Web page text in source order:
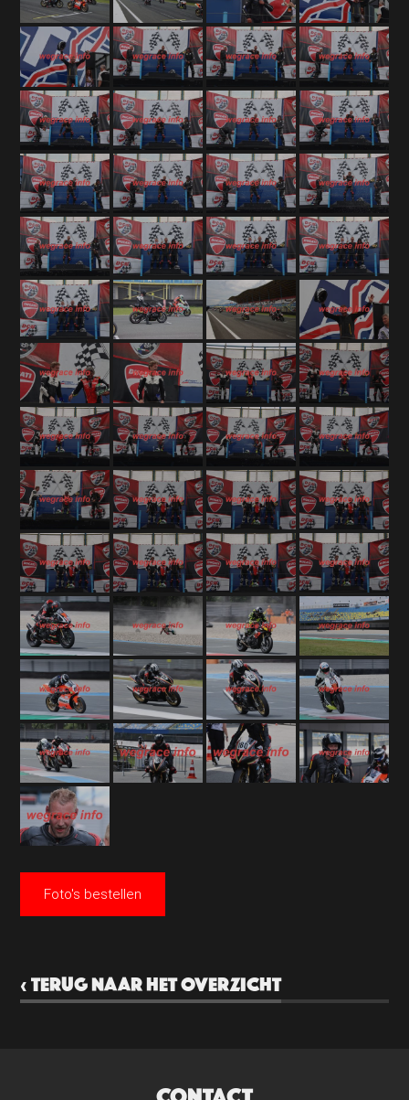
Foto's bestellen
‹ TERUG NAAR HET OVERZICHT